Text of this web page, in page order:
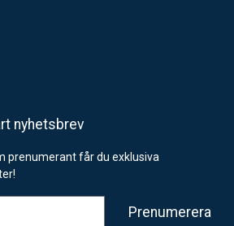
nyhetsbrev
prenumerant får du exklusiva
Prenumerera